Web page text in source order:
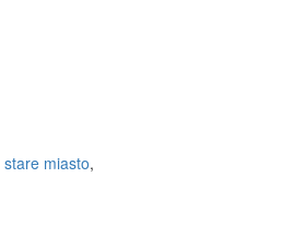
stare miasto,